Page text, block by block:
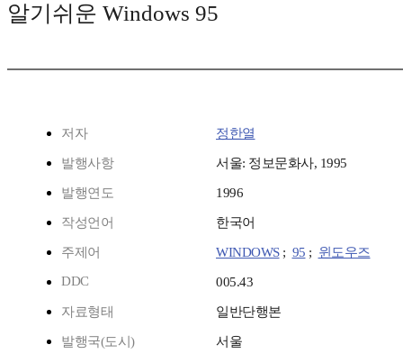
알기쉬운 Windows 95
저자 정한열
발행사항 서울: 정보문화사, 1995
발행연도 1996
작성언어 한국어
주제어 WINDOWS; 95 ; 윈도우즈
DDC
005.43
자료형태 일반단행본
발행국(도시) 서울